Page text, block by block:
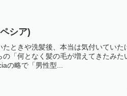
シア)
たときや洗髪後、本当は気付いてい
「何となく髪の毛が増えてきたみた
の略で「男性型...